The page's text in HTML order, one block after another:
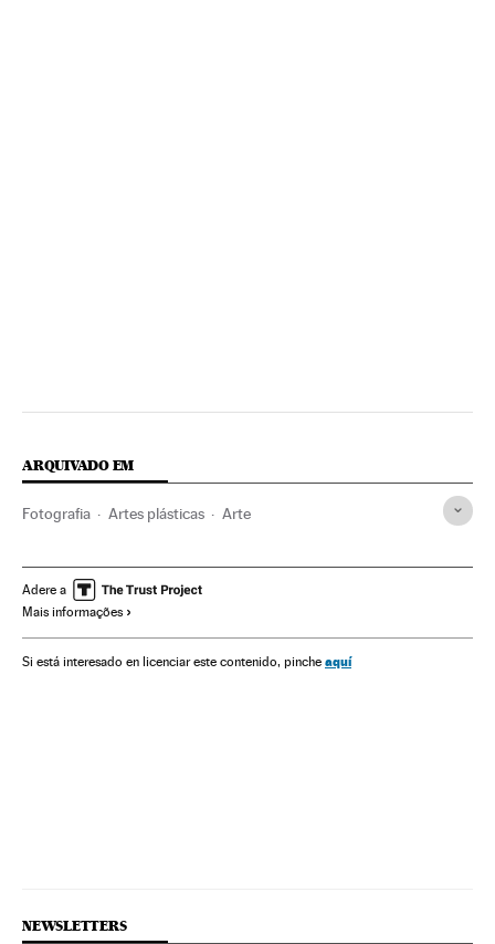
ARQUIVADO EM
Fotografia Artes plásticas Arte
Adere a
Mais informações
Si está interesado en licenciar este contenido, pinche aquí
NEWSLETTERS